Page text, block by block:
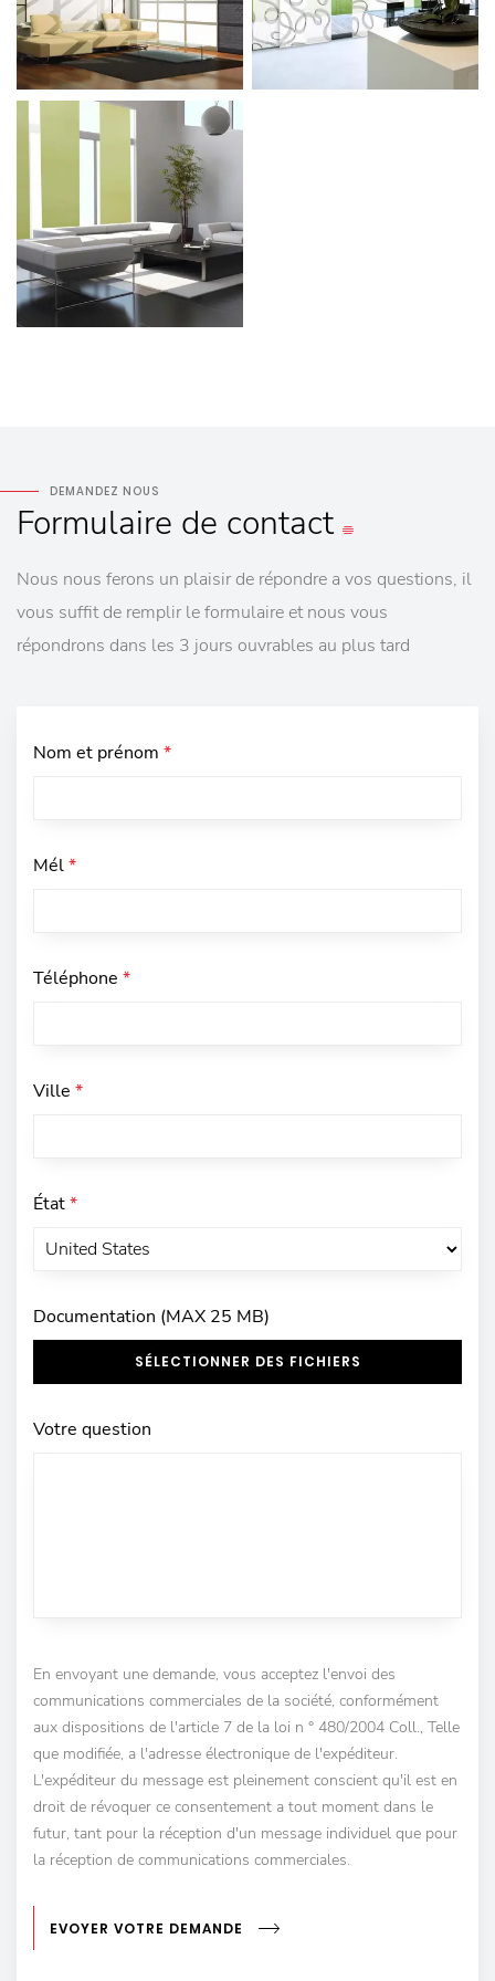
DEMANDEZ NOUS
Formulaire de contact
Nous nous ferons un plaisir de répondre a vos questions, il
vous suffit de remplir le formulaire et nous vous
répondrons dans les 3 jours ouvrables au plus tard
Nom et prénom *
Mél*
Téléphone *
Ville *
État*
Documentation (MAX 25 MB)
SÉLECTIONNER DES FICHIERS
Votre question
En envoyant une demande, vous acceptez l'envoi des
communications commerciales de la société, conformément
aux dispositions de l'article 7 de la loi n ° 480/2004 Coll., Telle
que modifiée, a l'adresse électronique de l'expéditeur.
L'expéditeur du message est pleinement conscient qu'il est en
droit de révoquer ce consentement a tout moment dans le
futur, tant pour la réception d'un message individuel que pour
la réception de communications commerciales.
EVOYER VOTRE DEMANDE